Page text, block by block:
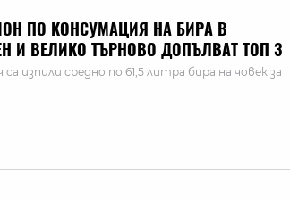
ПО КОНСУМАЦИЯ НА БИРА В
И ВЕЛИКО ТЪРНОВО ДОПЪЛВАТ ТОП 3
изпили средно по 61,5 литра бира на човек за